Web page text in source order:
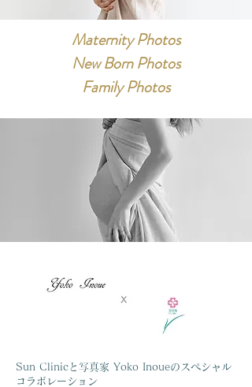
Maternity Photos
New Born Photos
Family Photos
Sun Clinicと写真家 Yoko Inoueのスペシャル
コラボレーション